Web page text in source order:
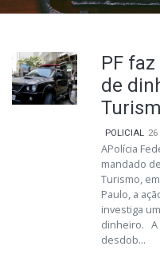
PF
de
POLICIAL
APolícia
mandado
Turismo,
Paulo, a
investiga
dinheiro. A
desdob...